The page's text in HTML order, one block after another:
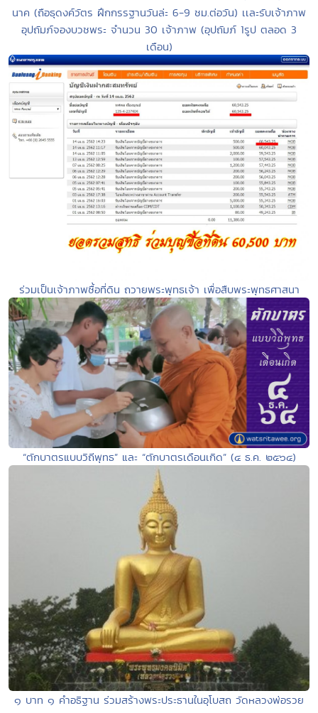
นาค (ถือธุดงค์วัตร ฝึกกรรฐานวันล่ะ 6-9 ชม.ต่อวัน) เเละรับเจ้าภาพ
อุปถัมภ์จองบวชพระ จำนวน 30 เจ้าภาพ (อุปถัมภ์ 1รูป ตลอด 3
เดือน)
ร่วมเป็นเจ้าภาพซื้อที่ดิน ถวายพระพุทธเจ้า เพื่อสืบพระพุทธศาสนา
“ตักบาตรแบบวิถีพุทธ” และ “ตักบาตรเดือนเกิด” (๔ ธ.ค. ๒๕๖๔)
๑ บาท ๑ คำอธิฐาน ร่วมสร้างพระประธานในอุโบสถ วัดหลวงพ่อรวย